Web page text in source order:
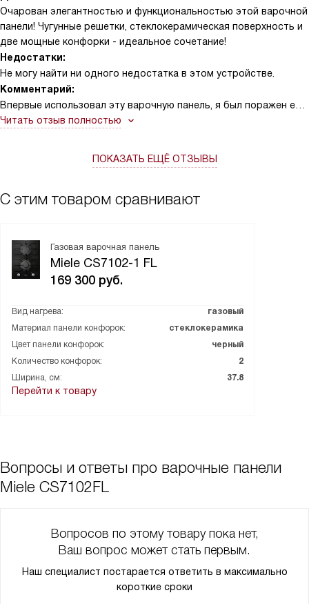
Очарован элегантностью и функциональностью этой варочной
панели! Чугунные решетки, стеклокерамическая поверхность и
две мощные конфорки - идеальное сочетание!
Недостатки:
Не могу найти ни одного недостатка в этом устройстве.
Комментарий:
Впервые использовал эту варочную панель, я был поражен ее
эффективностью и стилем. Черная стеклокерамическая
И как же круто, что она устанавливается на уровне со
Поворотные элементы управления очень интуитивные и
зажигалках. Две конфорки - это именно то, что нужно для
приготовления различных блюд одновременно. Их мощность
впечатляет, и они нагреваются очень быстро!
Помню, как однажды пришли друзья внезапно, и я решил
быстро приготовить два блюда одновременно, и все были в
восторге от еды и моих кулинарных навыков.
Функция GasStop - это еще одно преимущество, которое
придает уверенности в безопасности использования. Вес
панели также удивил - всего 7 кг, что делает ее достаточно
легкой для установки.
функциональность!
Читать отзыв полностью
ПОКАЗАТЬ ЕЩЁ ОТЗЫВЫ
С этим товаром сравнивают
Газовая варочная панель
Miele CS7102-1 FL
169 300 руб.
Вид нагрева:
газовый
Материал панели конфорок:
стеклокерамика
Цвет панели конфорок:
черный
Количество конфорок:
2
Ширина, см:
37.8
Перейти к товару
Вопросы и ответы про варочные панели
Miele CS7102FL
Вопросов по этому товару пока нет,
Ваш вопрос может стать первым.
Наш специалист постарается ответить в максимально
короткие сроки